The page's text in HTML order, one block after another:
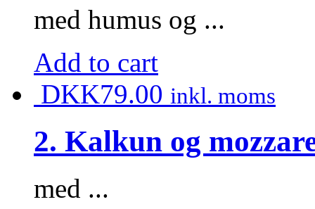
med humus og ...
Add to cart
DKK79.00 inkl. moms
2. Kalkun og
med ...